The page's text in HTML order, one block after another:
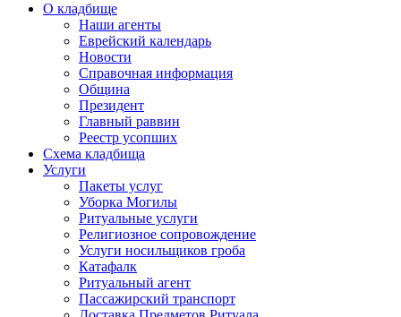
О кладбище
Наши агенты
Еврейский календарь
Новости
Справочная информация
Община
Президент
Главный раввин
Реестр усопших
Схема кладбища
Услуги
Пакеты услуг
Уборка Могилы
Ритуальные услуги
Религиозное сопровождение
Услуги носильщиков гроба
Катафалк
Ритуальный агент
Пассажирский транспорт